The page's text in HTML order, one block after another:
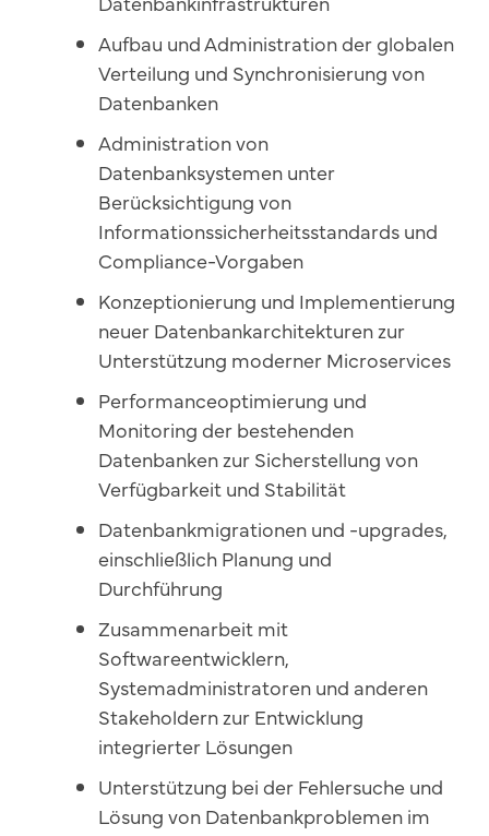
Aufbau und Administration der globalen
Verteilung und Synchronisierung von
Datenbanken
Administration von
Datenbanksystemen unter
Berücksichtigung von
Informationssicherheitsstandards und
Compliance-Vorgaben
Konzeptionierung und Implementierung
neuer Datenbankarchitekturen zur
Unterstützung moderner Microservices
Performanceoptimierung und
Monitoring der bestehenden
Datenbanken zur Sicherstellung von
Verfügbarkeit und Stabilität
Datenbankmigrationen und -upgrades,
einschließlich Planung und
Durchführung
Zusammenarbeit mit
Softwareentwicklern,
Systemadministratoren und anderen
Stakeholdern zur Entwicklung
integrierter Lösungen
Unterstützung bei der Fehlersuche und
Lösung von Datenbankproblemen im